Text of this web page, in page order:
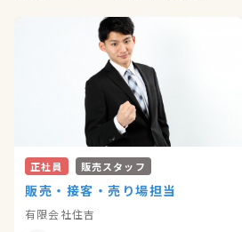
正社員 販売スタッフ
販売・接客・売り場担当
有限会社住吉